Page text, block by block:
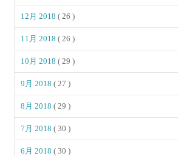
12月 2018( 26 )
11月 2018( 26 )
10月 2018( 29 )
9月 2018( 27 )
8月 2018( 29 )
7月 2018( 30 )
6月 2018( 30 )